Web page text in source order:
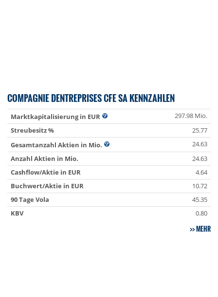
COMPAGNIE DENTREPRISES CFE SA KENNZAHLEN
Marktkapitalisierung in EUR
297.98 Mio.
Streubesitz %
25.77
Gesamtanzahl Aktien in Mio.
24.63
Anzahl Aktien in Mio.
24.63
Cashflow/Aktie in EUR
4.64
Buchwert/Aktie in EUR
10.72
90 Tage Vola
45.35
KBV
0.80
MEHR